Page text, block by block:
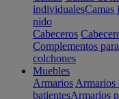
individualesCamas
nido
Cabeceros
Complementos
colchones
Muebles
Armarios Armarios
batientesArmarios